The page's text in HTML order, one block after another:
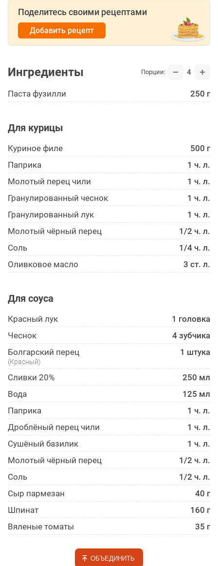
Поделитесь своими рецептами
Добавить рецепт
Ингредиенты Порции: 4
Паста фузилли 250 г
Для курицы
Куриное филе
500 г
Паприка
1 ч. л.
Молотый перец чили
1 ч. л.
Гранулированный чеснок
1 ч. л.
Гранулированный лук
1 ч. л.
Молотый чёрный перец
1/2 ч. л.
Соль
1/4 ч. л.
Оливковое масло
3 ст. л.
Для соуса
Красный лук
1 головка
Чеснок
4 зубчика
Болгарский перец
1 штука
(Красный)
Сливки 20%
250 мл
Вода
125 мл
Паприка
1 ч. л.
Дроблёный перец чили
1 ч. л.
Сушёный базилик
1 ч. л.
Молотый чёрный перец
1/2 ч. л.
Соль
1/2 ч. л.
Сыр пармезан
40 г
Шпинат
160 г
Вяленые томаты
35 г
ОБЪЕДИНИТЬ